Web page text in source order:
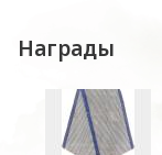
Награды